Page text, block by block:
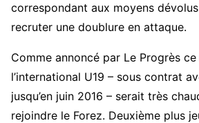
correspondant aux moyens
recruter une doublure en attaque.
Comme annoncé par Le Progrès
l’international U19 – sous contrat
jusqu’en juin 2016 – serait très
rejoindre le Forez. Deuxième plus